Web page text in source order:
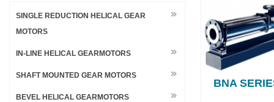
SINGLE REDUCTION HELICAL GEAR
MOTORS
IN-LINE HELICAL GEARMOTORS
SHAFT MOUNTED GEAR MOTORS
BEVEL HELICAL GEARMOTORS
BNA